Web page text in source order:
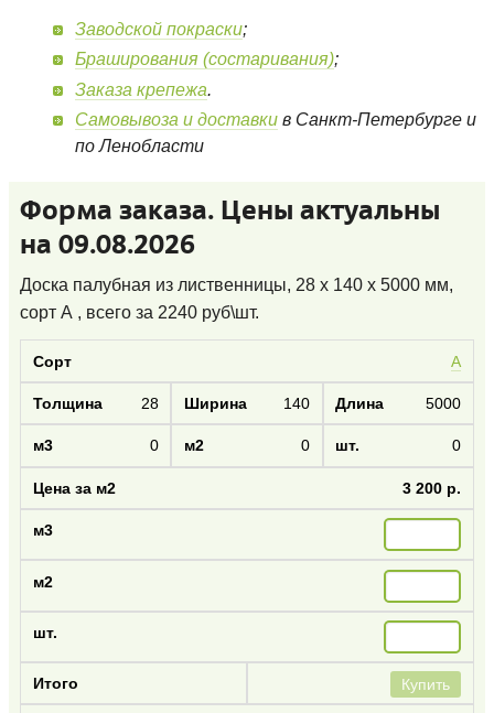
Заводской покраски;
Браширования (состаривания);
Заказа крепежа.
Самовывоза и доставки в Санкт-Петербурге и
по Ленобласти
Форма заказа. Цены актуальны
на 09.08.2026
Доска палубная из лиственницы, 28 x 140 x 5000 мм,
сорт А , всего за 2240 руб\шт.
А
28 140 5000
0 0 0
3 200 р.
Купить